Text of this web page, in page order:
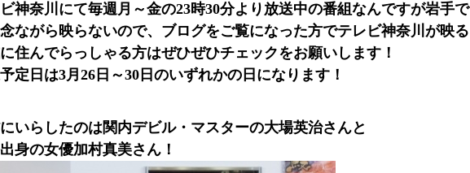
神奈川にて毎週月～金の23時30分より放送中の番組なんですが岩手で
ながら映らないので、ブログをご覧になった方でテレビ神奈川が映る
住んでらっしゃる方はぜひぜひチェックをお願いします！
定日は3月26日～30日のいずれかの日になります！
いらしたのは関内デビル・マスターの大場英治さんと
身の女優加村真美さん！